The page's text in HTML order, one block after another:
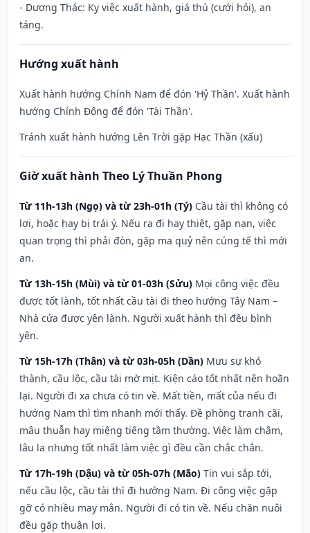
- Dương Thác: Kỵ việc xuất hành, giá thú (cưới hỏi), an
táng.
Hướng xuất hành
Xuất hành hướng Chính Nam để đón 'Hỷ Thần'. Xuất hành
hướng Chính Đông để đón 'Tài Thần'.
Tránh xuất hành hướng Lên Trời gặp Hạc Thần (xấu)
Giờ xuất hành Theo Lý Thuần Phong
Từ 11h-13h (Ngọ) và từ 23h-01h (Tý) Cầu tài thì không có
lợi, hoặc hay bị trái ý. Nếu ra đi hay thiệt, gặp nạn, việc
quan trọng thì phải đòn, gặp ma quỷ nên cúng tế thì mới
an.
Từ 13h-15h (Mùi) và từ 01-03h (Sửu) Mọi công việc đều
được tốt lành, tốt nhất cầu tài đi theo hướng Tây Nam –
Nhà cửa được yên lành. Người xuất hành thì đều bình
yên.
Từ 15h-17h (Thân) và từ 03h-05h (Dần) Mưu sự khó
thành, cầu lộc, cầu tài mờ mịt. Kiện cáo tốt nhất nên hoãn
lại. Người đi xa chưa có tin về. Mất tiền, mất của nếu đi
hướng Nam thì tìm nhanh mới thấy. Đề phòng tranh cãi,
mâu thuẫn hay miệng tiếng tầm thường. Việc làm chậm,
lâu la nhưng tốt nhất làm việc gì đều cần chắc chắn.
Từ 17h-19h (Dậu) và từ 05h-07h (Mão) Tin vui sắp tới,
nếu cầu lộc, cầu tài thì đi hướng Nam. Đi công việc gặp
gỡ có nhiều may mắn. Người đi có tin về. Nếu chăn nuôi
đều gặp thuận lợi.